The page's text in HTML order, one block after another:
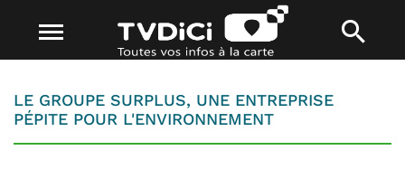
LE GROUPE SURPLUS, UNE ENTREPRISE
PÉPITE POUR L'ENVIRONNEMENT